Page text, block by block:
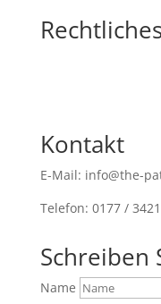
Kontakt
E-Mail: info@the-
Telefon: 0177 /
Schreiben
Name